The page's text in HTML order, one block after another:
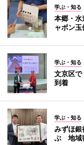
学ぶ・知る
本郷・
ャボン玉
学ぶ・知る
文京区
到着
学ぶ・知る
みずほ銀
ぶ 地域